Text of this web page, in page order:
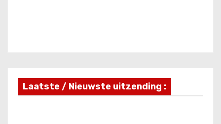
Laatste / Nieuwste uitzending :